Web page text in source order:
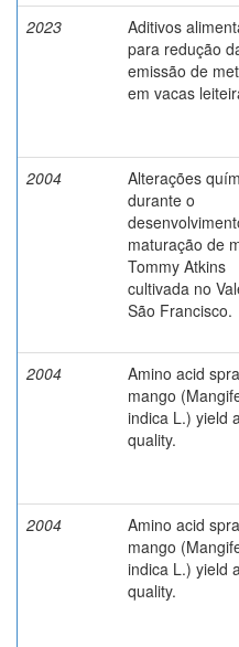
2023
Aditivos
para redução
emissão de
em vacas
2004
Alterações
durante o
maturação de
Tommy Atkins
cultivada no
São Francisco.
2004
Amino acid
mango
indica L.) yield
quality.
2004
Amino acid
mango
indica L.) yield
quality.